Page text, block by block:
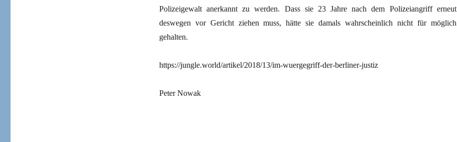
Polizeigewalt anerkannt zu werden. Dass sie 23 Jahre nach dem Polizeiangriff erneut
deswegen vor Gericht ziehen muss, hätte sie damals wahrscheinlich nicht für möglich
gehalten.
https://jungle.world/artikel/2018/13/im-wuergegriff-der-berliner-justiz
Peter Nowak